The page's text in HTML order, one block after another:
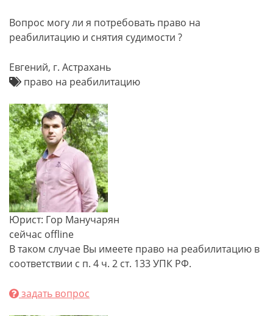
Вопрос могу ли я потребовать право на
реабилитацию и снятия судимости ?
Евгений, г. Астрахань
право на реабилитацию
Юрист: Гор Манучарян
сейчас offline
В таком случае Вы имеете право на реабилитацию в
соответствии с п. 4 ч. 2 ст. 133 УПК РФ.
задать вопрос